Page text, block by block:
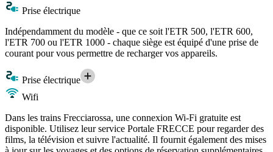
Prise électrique
Indépendamment du modèle - que ce soit l'ETR 500, l'ETR 600,
l'ETR 700 ou l'ETR 1000 - chaque siège est équipé d'une prise de
courant pour vous permettre de recharger vos appareils.
Prise électrique
Wifi
Dans les trains Frecciarossa, une connexion Wi-Fi gratuite est
disponible. Utilisez leur service Portale FRECCE pour regarder des
films, la télévision et suivre l'actualité. Il fournit également des mises